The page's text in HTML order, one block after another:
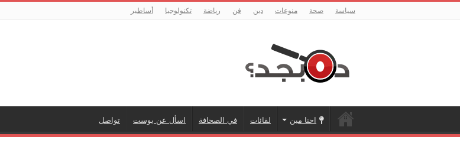
سياسة صحة منوعات دين فن رياضة تكنولوجيا أساطير
احنا مين لقائات في الصحافة اسأل عن بوست تواصل